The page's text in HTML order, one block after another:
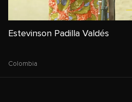
Estevinson Padilla Valdés
Colombia